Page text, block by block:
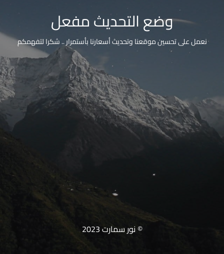
وضع التحديث مفعل
نعمل على تحسين موقعنا وتحديث أسعارنا بأستمرار .. شكرا لتفهمكم
© نور سمارت 2023